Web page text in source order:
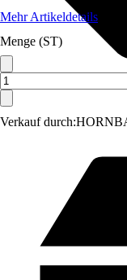
Verkauf durch:
Mehr Artikeldetails
Menge (ST)